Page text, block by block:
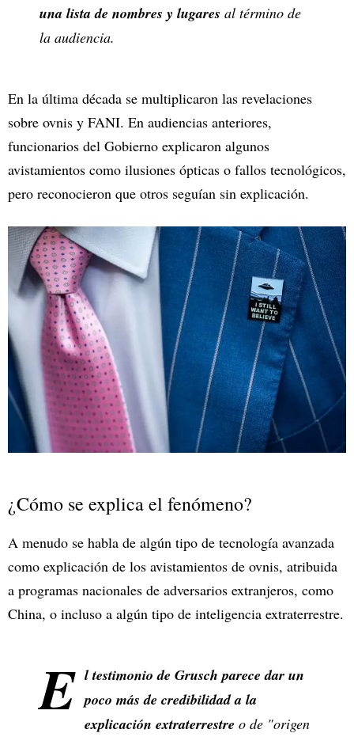
una lista de nombres y lugares al término de
la audiencia.
En la última década se multiplicaron las revelaciones
sobre ovnis y FANI. En audiencias anteriores,
funcionarios del Gobierno explicaron algunos
avistamientos como ilusiones ópticas o fallos tecnológicos,
pero reconocieron que otros seguían sin explicación.
¿Cómo se explica el fenómeno?
A menudo se habla de algún tipo de tecnología avanzada
como explicación de los avistamientos de ovnis, atribuida
a programas nacionales de adversarios extranjeros, como
China, o incluso a algún tipo de inteligencia extraterrestre.
E l testimonio de Grusch parece dar un
poco más de credibilidad a la
explicación extraterrestre o de "origen